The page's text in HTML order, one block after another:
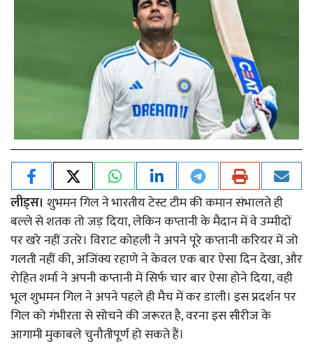
लीड्स। शुभमन गिल ने भारतीय टेस्ट टीम की कमान संभालते ही
बल्ले से शतक तो जड़ दिया, लेकिन कप्तानी के मैदान में वे उम्मीदों
पर खरे नहीं उतरे। विराट कोहली ने अपने पूरे कप्तानी करियर में जो
गलती नहीं की, अजिंक्य रहाणे ने केवल एक बार ऐसा दिन देखा, और
रोहित शर्मा ने अपनी कप्तानी में सिर्फ चार बार ऐसा होने दिया, वही
भूल शुभमन गिल ने अपने पहले ही मैच में कर डाली। इस प्रदर्शन पर
गिल को गंभीरता से सोचने की जरूरत है, वरना इस सीरीज के
आगामी मुकाबले चुनौतीपूर्ण हो सकते हैं।